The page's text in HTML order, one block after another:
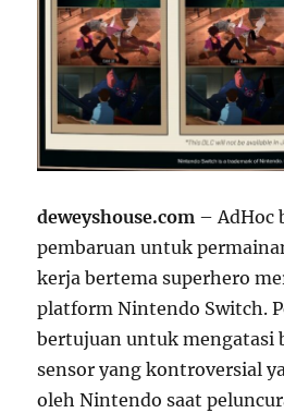
deweyshouse.com – AdHoc
pembaruan untuk
kerja bertema superhero
platform Nintendo Switch.
bertujuan untuk mengatasi
sensor yang kontroversial
oleh Nintendo saat